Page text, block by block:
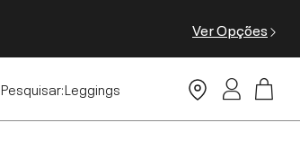
Ver Opções
Pesquisar:
Tops
Leggings